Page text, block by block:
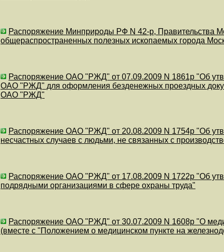
Распоряжение Минприроды РФ N 42-р, Правительства
общераспространенных полезных ископаемых города
Распоряжение ОАО "РЖД" от 07.09.2009 N 1861р "Об
ОАО "РЖД" для оформления безденежных проездных
ОАО "РЖД"
Распоряжение ОАО "РЖД" от 20.08.2009 N 1754р "Об
несчастных случаев с людьми, не связанных с
Распоряжение ОАО "РЖД" от 17.08.2009 N 1722р "Об
подрядными организациями в сфере охраны труда"
Распоряжение ОАО "РЖД" от 30.07.2009 N 1608р "О
(вместе с "Положением о медицинском пункте на